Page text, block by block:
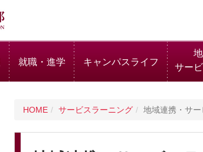
就職・進学 キャンパスライフ
サー
HOME サービスラーニング 地域連携・サ